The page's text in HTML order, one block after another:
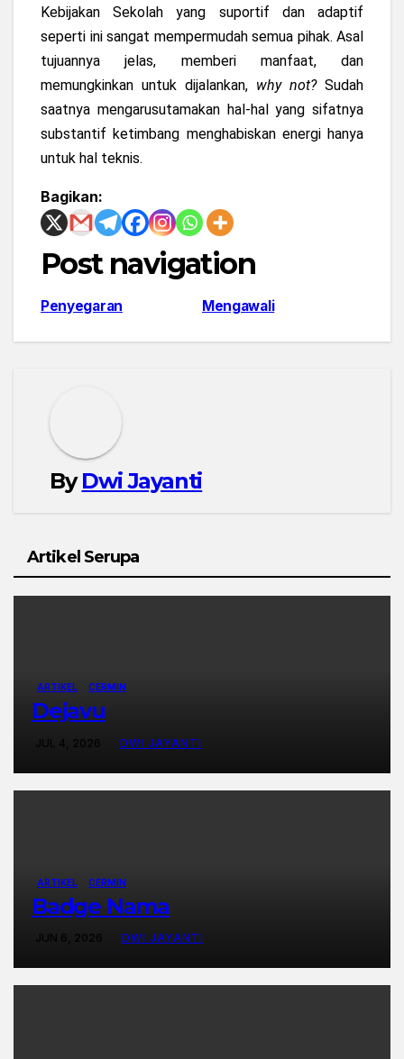
Kebijakan Sekolah yang suportif dan adaptif
seperti ini sangat mempermudah semua pihak. Asal
tujuannya jelas, memberi manfaat, dan
memungkinkan untuk dijalankan, why not? Sudah
saatnya mengarusutamakan hal-hal yang sifatnya
substantif ketimbang menghabiskan energi hanya
untuk hal teknis.
Bagikan:
Post navigation
Mengawali
Penyegaran
ByDwi Jayanti
Artikel Serupa
ARTIKEL CERMIN
Dejavu
JUL 4, 2026 DWI JAYANTI
ARTIKEL CERMIN
Badge Nama
JUN 6, 2026 DWI JAYANTI